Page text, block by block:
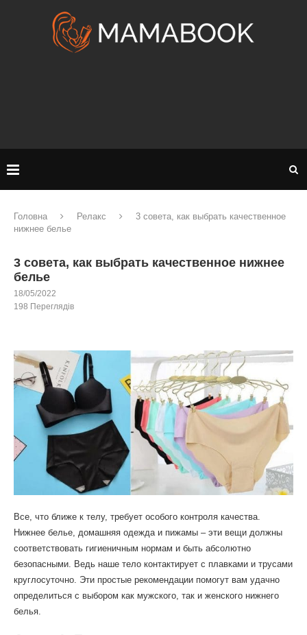
Головна Релакс
3 совета, как выбрать качественное
нижнее белье
3 совета, как выбрать качественное нижнее
белье
18/05/2022
198 Переглядів
Все, что ближе к телу, требует особого контроля качества.
Нижнее белье, домашняя одежда и пижамы – эти вещи должны
соответствовать гигиеничным нормам и быть абсолютно
безопасными. Ведь наше тело контактирует с плавками и трусами
круглосуточно. Эти простые рекомендации помогут вам удачно
определиться с выбором как мужского, так и женского нижнего
белья.